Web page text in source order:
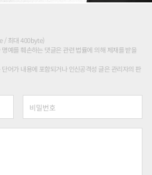
/ 최대 400byte)
예를 훼손하는 댓글은 관련 법률에 의해 제재를 받을
어가 내용에 포함되거나 인신공격성 글은 관리자의 판